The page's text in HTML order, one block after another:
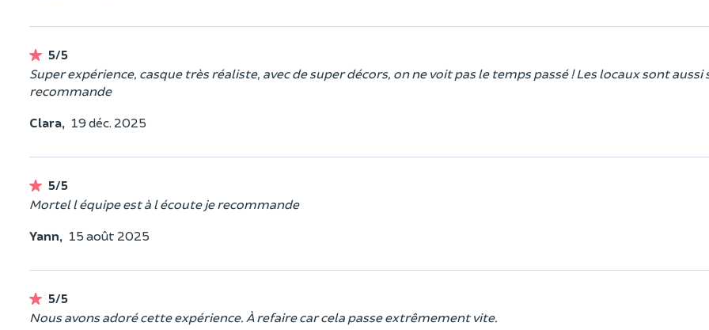
5/5
Super expérience, casque très réaliste, avec de super décors, on ne voit pas le temps passé ! Les locaux sont aussi
recommande
Clara, 19 déc. 2025
5/5
Mortel l équipe est à l écoute je recommande
Yann, 15 août 2025
5/5
Nous avons adoré cette expérience. À refaire car cela passe extrêmement vite.